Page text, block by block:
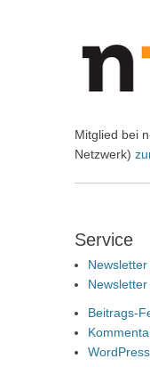
Mitglied bei
Netzwerk)
Service
Beitrags-